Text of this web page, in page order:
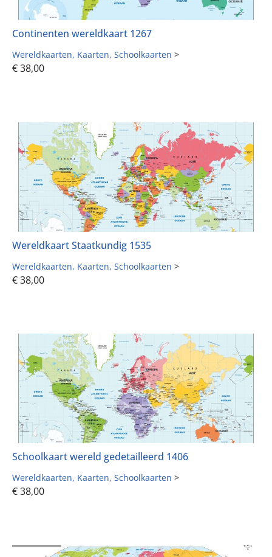
Continenten wereldkaart 1267
Wereldkaarten Kaarten Schoolkaarten >
€38,00
Wereldkaart Staatkundig 1535
Wereldkaarten Kaarten Schoolkaarten >
€38,00
Schoolkaart wereld gedetailleerd 1406
Wereldkaarten Kaarten Schoolkaarten >
€38,00